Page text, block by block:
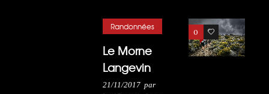
0 3
Randonnées
Le Morne
Langevin
21/11/2017 par